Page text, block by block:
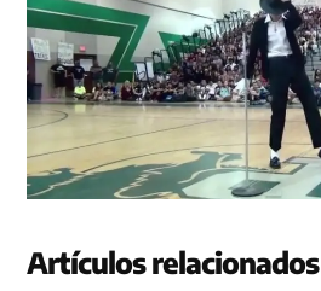
Artículos relacionados